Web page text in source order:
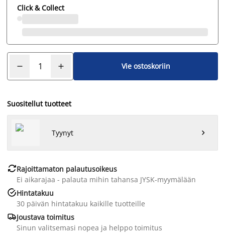
Click & Collect
Vie ostoskoriin
Suositellut tuotteet
Tyynyt 
Rajoittamaton palautusoikeus
Ei aikarajaa - palauta mihin tahansa JYSK-myymälään
Hintatakuu
30 päivän hintatakuu kaikille tuotteille
Joustava toimitus
Sinun valitsemasi nopea ja helppo toimitus